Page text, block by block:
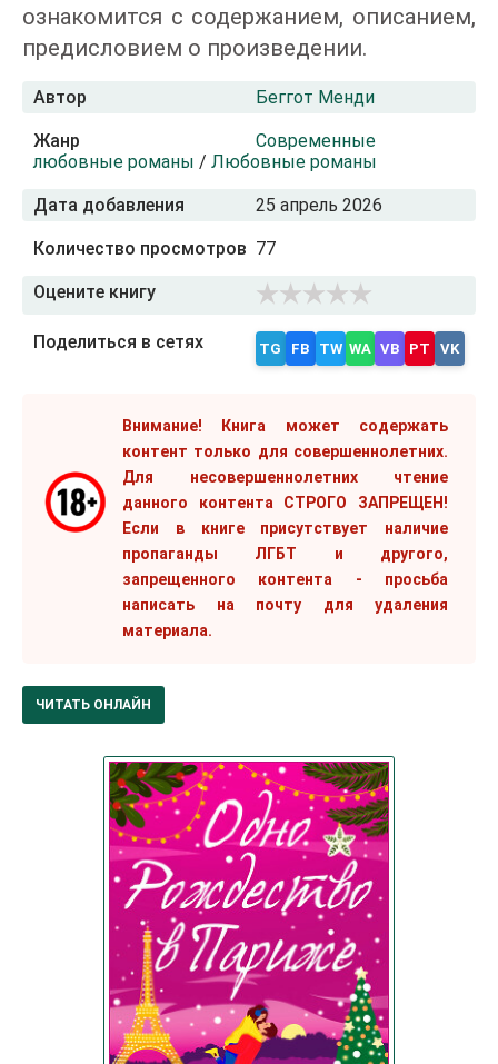
ознакомится с содержанием, описанием,
предисловием о произведении.
Автор Беггот Менди
Жанр
Современные
любовные романы / Любовные романы
Дата добавления 25 апрель 2026
Количество просмотров 77
Оцените книгу
Поделиться в сетях TG FB TW WA VB PT VK
Внимание! Книга может содержать
контент только для совершеннолетних.
Для несовершеннолетних чтение
данного контента СТРОГО ЗАПРЕЩЕН!
Если в книге присутствует наличие
пропаганды ЛГБТ и другого,
запрещенного контента - просьба
написать на почту для удаления
материала.
ЧИТАТЬ ОНЛАЙН